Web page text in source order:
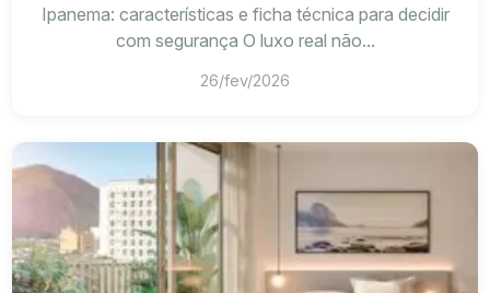
Ipanema: características e ficha técnica para decidir
com segurança O luxo real não...
26/fev/2026